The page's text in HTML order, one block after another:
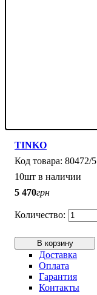
TINKO
80472/5
10шт в наличии
5 470грн
В корзину
Доставка
Оплата
Гарантия
Контакты